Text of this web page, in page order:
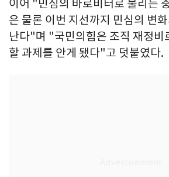
이어 "민심의 바로비터로 불리는
은 물론 이번 지선까지 민심의 변
난다"며 "국민의힘은 조직 재정비
할 과제를 안게 됐다"고 덧붙였다.